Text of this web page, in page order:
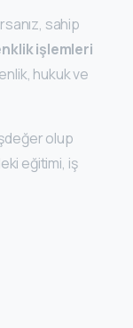
sahip
işlemleri
hukuk ve
olup
eğitimi, iş